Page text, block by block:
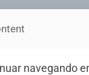
Telenord
navegando